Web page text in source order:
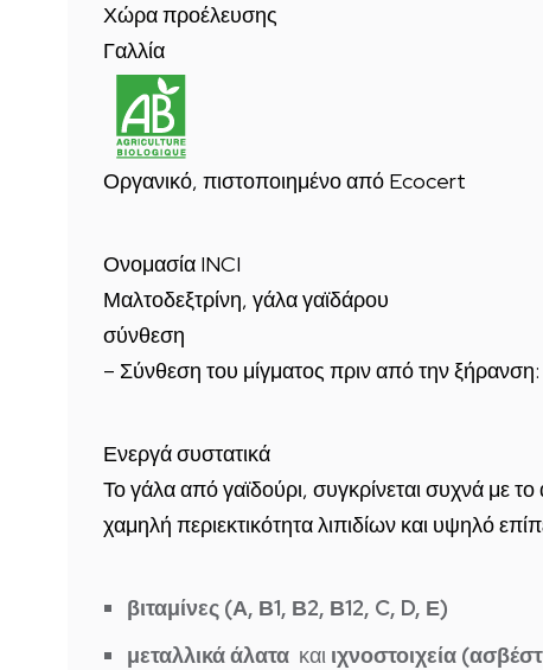
Χώρα προέλευσης
Γαλλία
Οργανικό, πιστοποιημένο από Ecocert
Ονομασία INCI
Μαλτοδεξτρίνη, γάλα γαϊδάρου
σύνθεση
– Σύνθεση του μίγματος πριν από την
Ενεργά συστατικά
Το γάλα από γαϊδούρι, συγκρίνεται συχνά με
χαμηλή περιεκτικότητα λιπιδίων και υψηλό
βιταμίνες (Α, Β1, Β2, Β12, C, D, Ε)
μεταλλικά άλατα και ιχνοστοιχεία